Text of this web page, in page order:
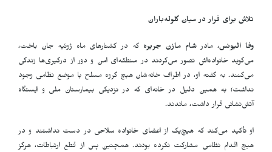
تلاش برای فرار در میان گلوله‌باران
وفا الیونس، مادرشام مازن جریره که در کشتارهای ماه ژوئیه جان باخت،
می‌گوید خانواده‌اش تصور می‌کردند در منطقه‌ای امن و دور از درگیری‌ها زندگی
می‌کنند. به گفته او، در اطراف خانه‌شان هیچ گروه مسلح یا موضع نظامی وجود
نداشت؛ به همین دلیل در خانه‌ای که در نزدیکی بیمارستان ملی و ایستگاه
آتش‌نشانی قرار داشت، ماندند.
او تأکید می‌کند که هیچ‌یک از اعضای خانواده سلاحی در دست نداشتند و در
هیچ اقدام نظامی مشارکت نکرده بودند. همچنین پس از قطع ارتباطات، هرگز